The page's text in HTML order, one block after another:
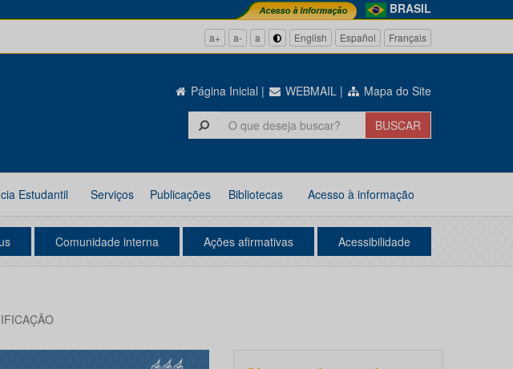
BRASIL
a+ a- a English Español Français
Página Inicial | WEBMAIL | Mapa do Site
Estudantil Serviços Publicações Bibliotecas Acesso à informação
Comunidade interna Ações afirmativas Acessibilidade